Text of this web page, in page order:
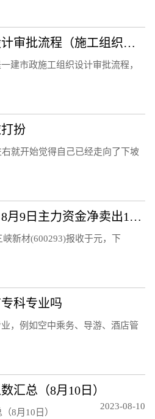
一建市政施工组织设计审批流程（施工组织设计审批流程）
建市政施工组织设计审批流程，
扮
就开始觉得自己已经走向了下坡
三峡新材（600293）8月9日主力资金净卖出120.48万元
新材(600293)报收于元，下
科专业吗
，例如空中乘务、导游、酒店管
汇总（8月10日）
8月10日）
2023-08-10